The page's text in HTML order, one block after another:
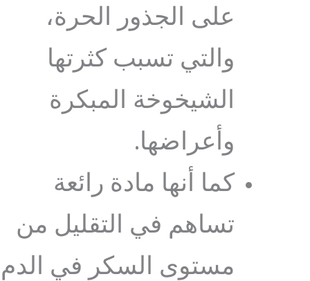
على الجذور الحرة،
والتي تسبب كثرتها
الشيخوخة المبكرة
وأعراضها.
كما أنها مادة رائعة
تساهم في التقليل من
مستوى السكر في الدم